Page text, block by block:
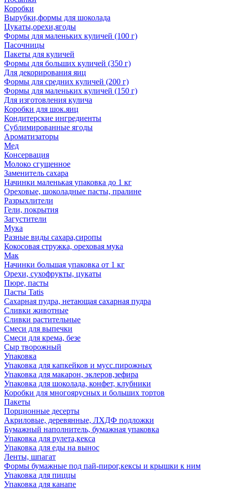
Коробки
Вырубки,формы для шоколада
Цукаты,орехи,ягоды
Формы для маленьких куличей (100 г)
Пасочницы
Пакеты для куличей
Формы для больших куличей (350 г)
Для декорирования яиц
Формы для средних куличей (200 г)
Формы для маленьких куличей (150 г)
Для изготовления кулича
Коробки для шок.яиц
Кондитерские ингредиенты
Сублимированные ягоды
Ароматизаторы
Мед
Консервация
Молоко сгущенное
Заменитель сахара
Начинки маленькая упаковка до 1 кг
Ореховые, шоколадные пасты, пралине
Разрыхлители
Гели, покрытия
Загустители
Мука
Разные виды сахара,сиропы
Кокосовая стружка, ореховая мука
Мак
Начинки большая упаковка от 1 кг
Орехи, сухофрукты, цукаты
Пюре, пасты
Пасты Tatis
Сахарная пудра, нетающая сахарная пудра
Сливки животные
Сливки растительные
Смеси для выпечки
Смеси для крема, безе
Сыр творожный
Упаковка
Упаковка для капкейков и мусс.пирожных
Упаковка для макарон, эклеров,зефира
Упаковка для шоколада, конфет, клубники
Коробки для многоярусных и больших тортов
Пакеты
Порционные десерты
Акриловые, деревянные, ЛХДФ подложки
Бумажный наполнитель, бумажная упаковка
Упаковка для рулета,кекса
Упаковка для еды на вынос
Ленты, шпагат
Формы бумажные под пай-пирог,кексы и крышки к ним
Упаковка для пиццы
Упаковка для канапе